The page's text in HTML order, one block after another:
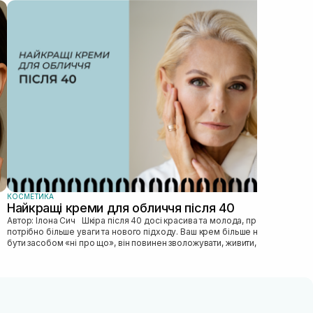
КОСМЕТИКА
Найкращі креми для обличчя після 40
Автор: Ілона Сич Шкіра після 40 досі красива та молода, просто їй
потрібно більше уваги та нового підходу. Ваш крем більше не може
бути засобом «ні про що», він повинен зволожувати, живити, покр...